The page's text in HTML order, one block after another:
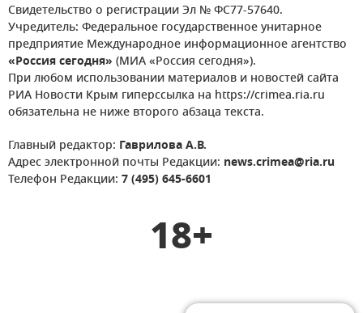
Свидетельство о регистрации Эл № ФС77-57640.
Учредитель: Федеральное государственное унитарное
предприятие Международное информационное агентство
«Россия сегодня» (МИА «Россия сегодня»).
При любом использовании материалов и новостей сайта
РИА Новости Крым гиперссылка на https://crimea.ria.ru
обязательна не ниже второго абзаца текста.
Главный редактор: Гаврилова А.В.
Адрес электронной почты Редакции: news.crimea@ria.ru
Телефон Редакции: 7 (495) 645-6601
18+